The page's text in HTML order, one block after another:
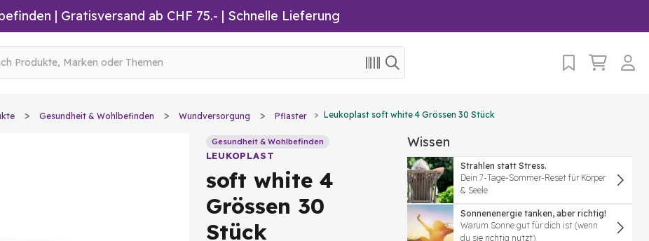
| Gratisversand ab CHF 75.- | Schnelle Lieferung
Gesundheit & Wohlbefinden Wundversorgung Pflaster Leukoplast soft white 4 Grössen 30 Stück
Gesundheit & Wohlbefinden
LEUKOPLAST
soft white 4
Grössen 30
Stück
Wissen
Strahlen statt Stress.
Dein 7-Tage-Sommer-Reset für Körper
& Seele
Sonnenenergie tanken, aber richtig!
Warum Sonne gut für dich ist (wenn
du sie richtig nutzt)